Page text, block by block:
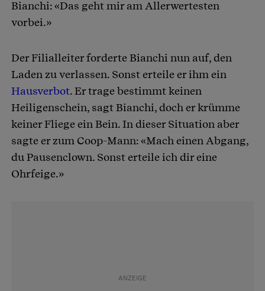
Bianchi: «Das geht mir am Allerwertesten
vorbei.»
Der Filialleiter forderte Bianchi nun auf, den
Laden zu verlassen. Sonst erteile er ihm ein
Hausverbot. Er trage bestimmt keinen
Heiligenschein, sagt Bianchi, doch er krümme
keiner Fliege ein Bein. In dieser Situation aber
sagte er zum Coop-Mann: «Mach einen Abgang,
du Pausenclown. Sonst erteile ich dir eine
Ohrfeige.»